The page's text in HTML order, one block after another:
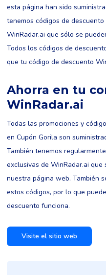
esta página han sido
tenemos códigos de
WinRadar.ai que sólo se
Todos los códigos de
que tu código de descuento
Ahorra en tu
WinRadar.ai
Todas las promociones y
en Cupón Gorila son
También tenemos
exclusivas de WinRadar.ai
nuestra página web. También
estos códigos, por lo que
descuento funciona.
Visite el sitio web